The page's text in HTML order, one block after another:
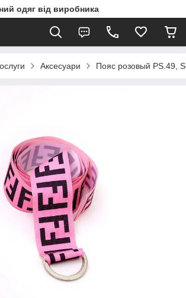
одяг від виробника
Аксесуари Пояс розовый PS.49,